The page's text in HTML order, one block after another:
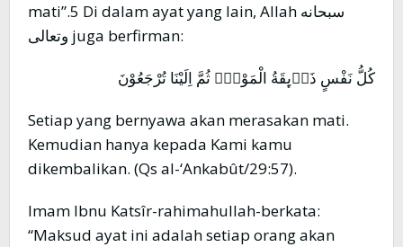
mati”.5 Di dalam ayat yang lain, Allah سبحانه
وتعالى juga berfirman:
كُلُّ نَفْسٍ ذَاۤىِٕقَةُ الْمَوْتِۗ ثُمَّ اِلَيْنَا تُرْجَعُوْنَ
Setiap yang bernyawa akan merasakan mati.
Kemudian hanya kepada Kami kamu
dikembalikan. (Qs al-‘Ankabût/29:57).
Imam Ibnu Katsîr-rahimahullah-berkata:
“Maksud ayat ini adalah setiap orang akan